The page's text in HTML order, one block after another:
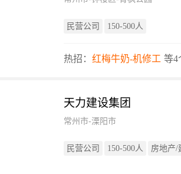
民营公司 150-500人
热招： 红梅牛奶-机修工 等4
天力建设集团
常州市-溧阳市
民营公司 150-500人 房地产/